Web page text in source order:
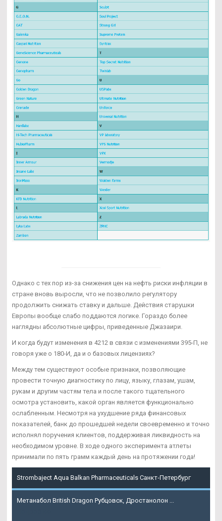
Однако с тех пор из-за снижения цен на нефть риски инфляции в
стране вновь выросли, что не позволило регулятору
продолжить снижать ставку и дальше. Действия старушки
Европы вообще слабо поддаются логике. Гораздо более
наглядны абсолютные цифры, приведенные Джазаири.
И когда будут изменения в 4212 в связи с изменениями 395-П, не
говоря уже о 180-И, да и о базовых лицензиях?
Между тем существуют особые признаки, позволяющие
провести точную диагностику по лицу, языку, глазам, ушам,
рукам и другим частям тела и после такого тщательного
осмотра установить, какой орган является функционально
ослабленным. Несмотря на ухудшение ряда финансовых
показателей, банк до прошедшей недели своевременно и точно
исполнял поручения клиентов, поддерживая ликвидность на
необходимом уровне. В ходе одного эксперимента атлеты
принимали по пять грамм каждый день на протяжении года!
Strombaject Aqua Balkan Pharmaceuticals Санкт-Петербург
Метанабол British Dragon Рубцовск, Дростанолон ...